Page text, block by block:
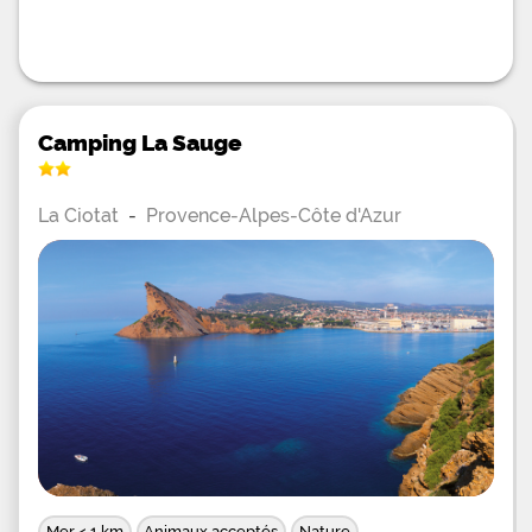
Camping La Sauge
La Ciotat - Provence-Alpes-Côte d'Azur